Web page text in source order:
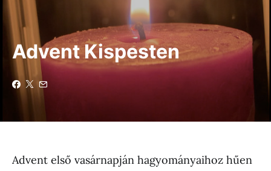
Advent Kispesten
Advent első vasárnapján hagyományaihoz hűen